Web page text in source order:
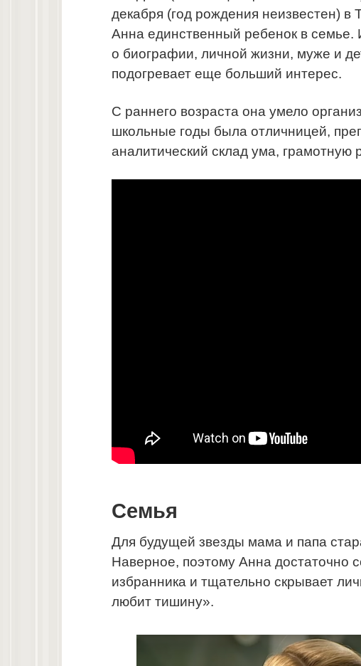
декабря (год рождения неизвестен)
Анна единственный ребенок в
о биографии, личной жизни, муже и
подогревает еще больший интерес.
С раннего возраста она умело
школьные годы была отличницей,
аналитический склад ума, грамотную
Семья
Для будущей звезды мама и папа
Наверное, поэтому Анна достаточно
избранника и тщательно скрывает
любит тишину».